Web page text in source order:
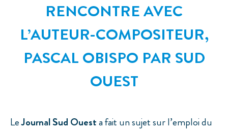
RENCONTRE AVEC
L’AUTEUR-COMPOSITEUR,
PASCAL OBISPO PAR SUD
OUEST
LeJournal Sud Ouesta fait un sujet sur l’emploi du